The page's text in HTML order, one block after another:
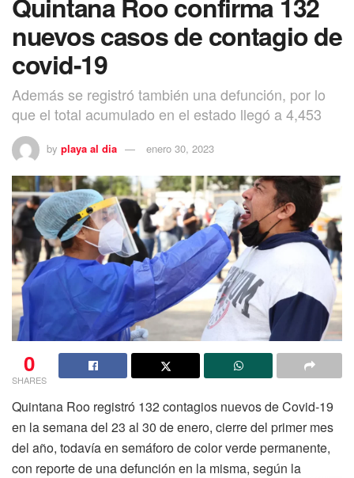
nuevos casos de contagio de
covid-19
Además se registró también una defunción, por lo
que el total acumulado en el estado llegó a 4,453
by playa al dia enero 30, 2023
0
SHARES
Quintana Roo registró 132 contagios nuevos de Covid-19
en la semana del 23 al 30 de enero, cierre del primer mes
del año, todavía en semáforo de color verde permanente,
con reporte de una defunción en la misma, según la